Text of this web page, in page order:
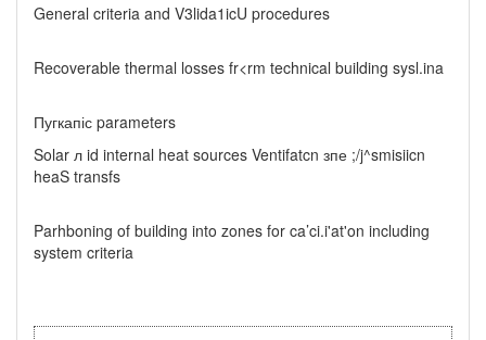
General criteria and V3lida1icU procedures
Recoverable thermal losses fr<rm technical building sysl.ina
Пугкапіс parameters
Solar л id internal heat sources Ventifatcn зпе ;/j^smisiicn
heaS transfs
Parhboning of building into zones for ca’ci.i'at'on including
system criteria